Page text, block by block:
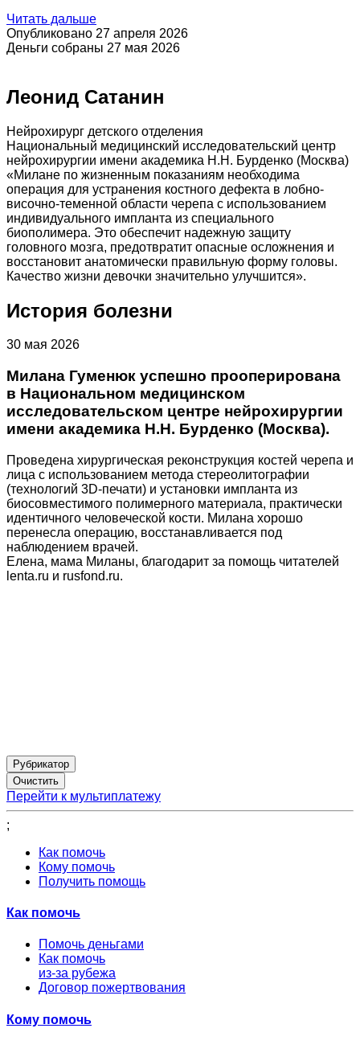
Читать дальше
Опубликовано 27 апреля 2026
Деньги собраны 27 мая 2026
Леонид Сатанин
Нейрохирург детского отделения
Национальный медицинский исследовательский центр
нейрохирургии имени академика Н.Н. Бурденко (Москва)
«Милане по жизненным показаниям необходима
операция для устранения костного дефекта в лобно-
височно-теменной области черепа с использованием
индивидуального импланта из специального
биополимера. Это обеспечит надежную защиту
головного мозга, предотвратит опасные осложнения и
восстановит анатомически правильную форму головы.
Качество жизни девочки значительно улучшится».
История болезни
30 мая 2026
Милана Гуменюк успешно прооперирована
в Национальном медицинском
исследовательском центре нейрохирургии
имени академика Н.Н. Бурденко (Москва).
Проведена хирургическая реконструкция костей черепа и
лица с использованием метода стереолитографии
(технологий 3D-печати) и установки импланта из
биосовместимого полимерного материала, практически
идентичного человеческой кости. Милана хорошо
перенесла операцию, восстанавливается под
наблюдением врачей.
Елена, мама Миланы, благодарит за помощь читателей
lenta.ru и rusfond.ru.
Рубрикатор
Перейти к мультиплатежу
;
Как помочь
Кому помочь
Получить помощь
Как помочь
Помочь деньгами
Как помочь
из-за рубежа
Договор пожертвования
Кому помочь